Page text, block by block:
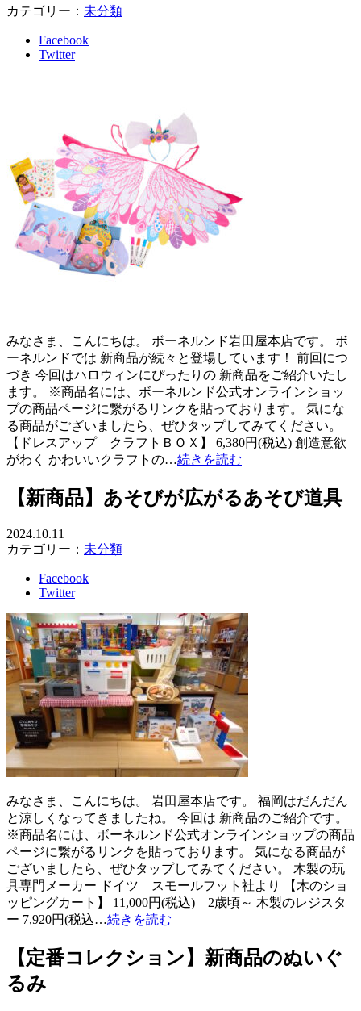
カテゴリー： 未分類
Facebook
Twitter
みなさま、こんにちは。 ボーネルンド岩田屋本店です。 ボ
ーネルンドでは 新商品が続々と登場しています！ 前回につ
づき 今回はハロウィンにぴったりの 新商品をご紹介いたし
ます。 ※商品名には、ボーネルンド公式オンラインショッ
プの商品ページに繋がるリンクを貼っております。 気にな
る商品がございましたら、ぜひタップしてみてください。
【ドレスアップ クラフトＢＯＸ】 6,380円(税込) 創造意欲
がわく かわいいクラフトの…続きを読む
【新商品】あそびが広がるあそび道具
2024.10.11
カテゴリー： 未分類
Facebook
Twitter
みなさま、こんにちは。 岩田屋本店です。 福岡はだんだん
と涼しくなってきましたね。 今回は 新商品のご紹介です。
※商品名には、ボーネルンド公式オンラインショップの商品
ページに繋がるリンクを貼っております。 気になる商品が
ございましたら、ぜひタップしてみてください。 木製の玩
具専門メーカー ドイツ スモールフット社より 【木のショ
ッピングカート】 11,000円(税込) 2歳頃～ 木製のレジスタ
ー 7,920円(税込…続きを読む
【定番コレクション】新商品のぬいぐ
るみ